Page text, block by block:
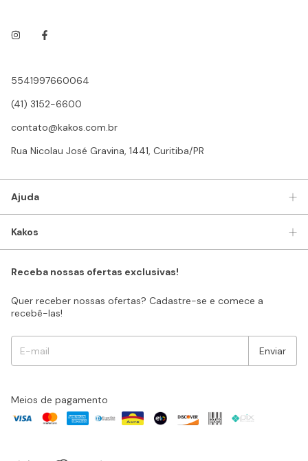
5541997660064
(41) 3152-6600
contato@kakos.com.br
Rua Nicolau José Gravina, 1441, Curitiba/PR
Ajuda
Kakos
Receba nossas ofertas exclusivas!
Quer receber nossas ofertas? Cadastre-se e comece a
recebê-las!
Meios de pagamento